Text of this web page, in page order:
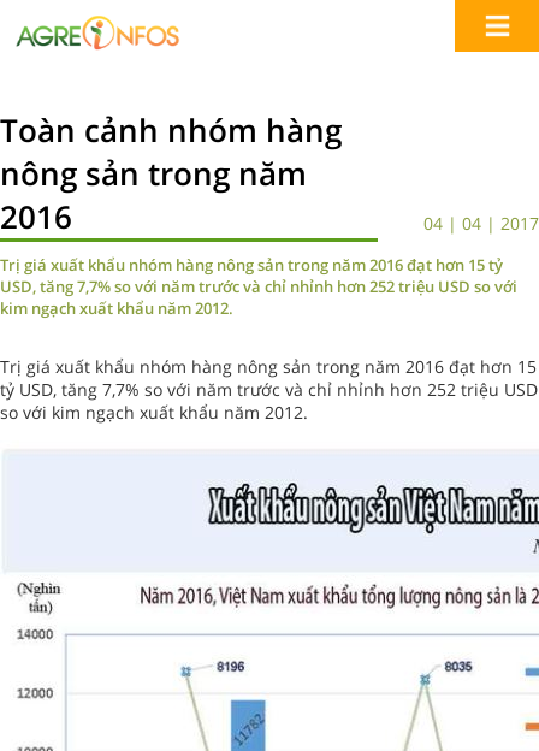
Toàn cảnh nhóm hàng
nông sản trong năm
2016
04 | 04 | 2017
Trị giá xuất khẩu nhóm hàng nông sản trong năm 2016 đạt hơn 15 tỷ
USD, tăng 7,7% so với năm trước và chỉ nhỉnh hơn 252 triệu USD so với
kim ngạch xuất khẩu năm 2012.
Trị giá xuất khẩu nhóm hàng nông sản trong năm 2016 đạt hơn 15
tỷ USD, tăng 7,7% so với năm trước và chỉ nhỉnh hơn 252 triệu USD
so với kim ngạch xuất khẩu năm 2012.